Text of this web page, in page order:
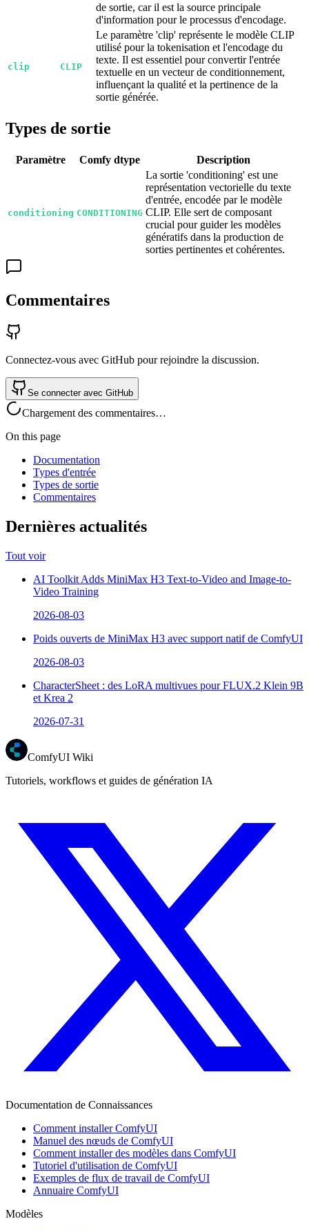
de sortie, car il est la source principale
d'information pour le processus d'encodage.
clip CLIP
Le paramètre 'clip' représente le modèle CLIP
utilisé pour la tokenisation et l'encodage du
texte. Il est essentiel pour convertir l'entrée
textuelle en un vecteur de conditionnement,
influençant la qualité et la pertinence de la
sortie générée.
Types de sortie
Paramètre Comfy dtype Description
conditioning CONDITIONING
La sortie 'conditioning' est une
représentation vectorielle du texte
d'entrée, encodée par le modèle
CLIP. Elle sert de composant
crucial pour guider les modèles
génératifs dans la production de
sorties pertinentes et cohérentes.
Commentaires
Connectez-vous avec GitHub pour rejoindre la discussion.
Se connecter avec GitHub
Chargement des commentaires…
On this page
Documentation
Types d'entrée
Types de sortie
Commentaires
Dernières actualités
Tout voir
AI Toolkit Adds MiniMax H3 Text-to-Video and Image-to-
Video Training
2026-08-03
Poids ouverts de MiniMax H3 avec support natif de ComfyUI
2026-08-03
CharacterSheet : des LoRA multivues pour FLUX.2 Klein 9B
et Krea 2
2026-07-31
ComfyUI Wiki
Tutoriels, workflows et guides de génération IA
Documentation de Connaissances
Comment installer ComfyUI
Manuel des nœuds de ComfyUI
Comment installer des modèles dans ComfyUI
Tutoriel d'utilisation de ComfyUI
Exemples de flux de travail de ComfyUI
Annuaire ComfyUI
Modèles